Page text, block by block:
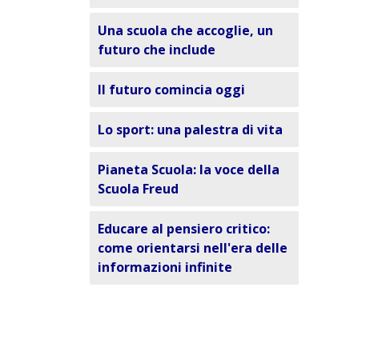
Una scuola che accoglie, un
futuro che include
Il futuro comincia oggi
Lo sport: una palestra di vita
Pianeta Scuola: la voce della
Scuola Freud
Educare al pensiero critico:
come orientarsi nell'era delle
informazioni infinite